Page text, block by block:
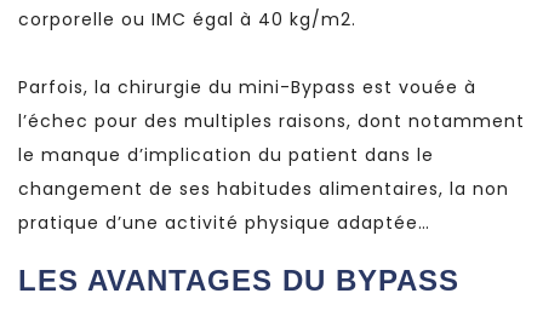
corporelle ou IMC égal à 40 kg/m2.
Parfois, la chirurgie du mini-Bypass est vouée à
l’échec pour des multiples raisons, dont notamment
le manque d’implication du patient dans le
changement de ses habitudes alimentaires, la non
pratique d’une activité physique adaptée…
LES AVANTAGES DU BYPASS